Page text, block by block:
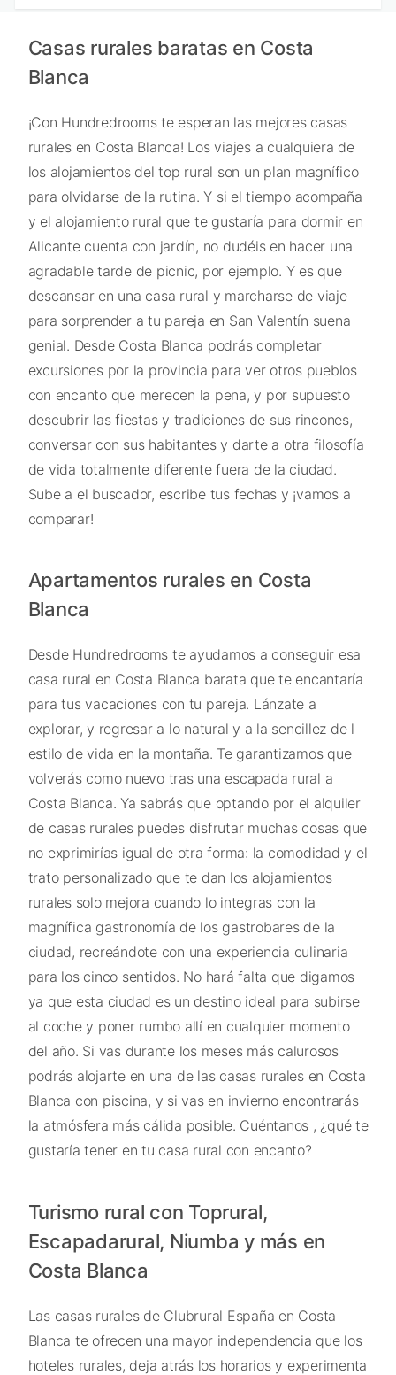
Casas rurales baratas en Costa
Blanca
¡Con Hundredrooms te esperan las mejores casas
rurales en Costa Blanca! Los viajes a cualquiera de
los alojamientos del top rural son un plan magnífico
para olvidarse de la rutina. Y si el tiempo acompaña
y el alojamiento rural que te gustaría para dormir en
Alicante cuenta con jardín, no dudéis en hacer una
agradable tarde de picnic, por ejemplo. Y es que
descansar en una casa rural y marcharse de viaje
para sorprender a tu pareja en San Valentín suena
genial. Desde Costa Blanca podrás completar
excursiones por la provincia para ver otros pueblos
con encanto que merecen la pena, y por supuesto
descubrir las fiestas y tradiciones de sus rincones,
conversar con sus habitantes y darte a otra filosofía
de vida totalmente diferente fuera de la ciudad.
Sube a el buscador, escribe tus fechas y ¡vamos a
comparar!
Apartamentos rurales en Costa
Blanca
Desde Hundredrooms te ayudamos a conseguir esa
casa rural en Costa Blanca barata que te encantaría
para tus vacaciones con tu pareja. Lánzate a
explorar, y regresar a lo natural y a la sencillez de l
estilo de vida en la montaña. Te garantizamos que
volverás como nuevo tras una escapada rural a
Costa Blanca. Ya sabrás que optando por el alquiler
de casas rurales puedes disfrutar muchas cosas que
no exprimirías igual de otra forma: la comodidad y el
trato personalizado que te dan los alojamientos
rurales solo mejora cuando lo integras con la
magnífica gastronomía de los gastrobares de la
ciudad, recreándote con una experiencia culinaria
para los cinco sentidos. No hará falta que digamos
ya que esta ciudad es un destino ideal para subirse
al coche y poner rumbo allí en cualquier momento
del año. Si vas durante los meses más calurosos
podrás alojarte en una de las casas rurales en Costa
Blanca con piscina, y si vas en invierno encontrarás
la atmósfera más cálida posible. Cuéntanos , ¿qué te
gustaría tener en tu casa rural con encanto?
Turismo rural con Toprural,
Escapadarural, Niumba y más en
Costa Blanca
Las casas rurales de Clubrural España en Costa
Blanca te ofrecen una mayor independencia que los
hoteles rurales, deja atrás los horarios y experimenta